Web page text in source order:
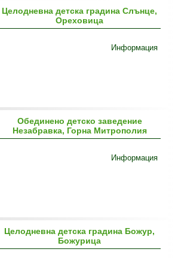
Целодневна детска градина Слънце,
Ореховица
Информация
Обединено детско заведение
Незабравка, Горна Митрополия
Информация
Целодневна детска градина Божур,
Божурица